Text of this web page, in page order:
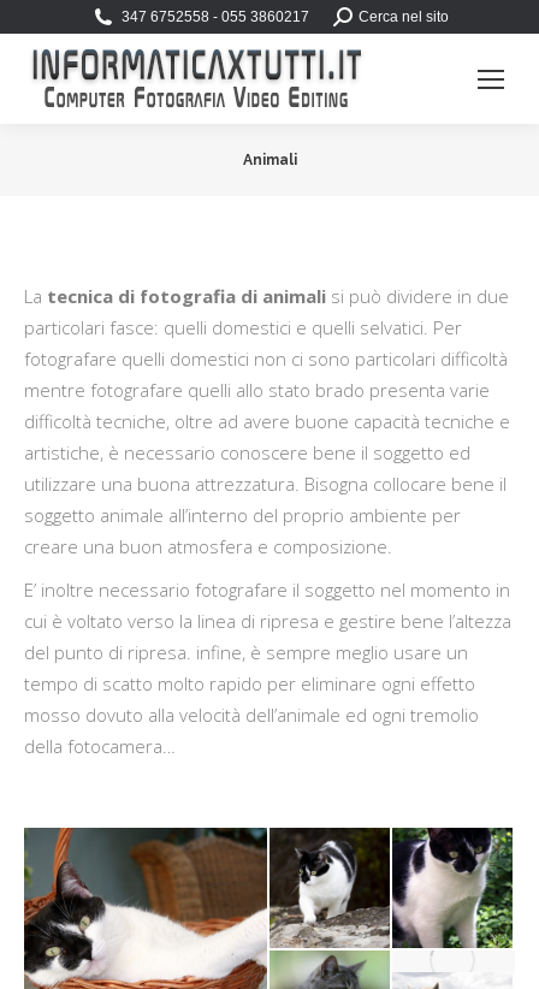
347 6752558 - 055 3860217 Search:Cerca nel sito
Animali
La tecnica di fotografia di animali si può dividere in due
particolari fasce: quelli domestici e quelli selvatici. Per
fotografare quelli domestici non ci sono particolari difficoltà
mentre fotografare quelli allo stato brado presenta varie
difficoltà tecniche, oltre ad avere buone capacità tecniche e
artistiche, è necessario conoscere bene il soggetto ed
utilizzare una buona attrezzatura. Bisogna collocare bene il
soggetto animale all’interno del proprio ambiente per
creare una buon atmosfera e composizione.
E’ inoltre necessario fotografare il soggetto nel momento in
cui è voltato verso la linea di ripresa e gestire bene l’altezza
del punto di ripresa. infine, è sempre meglio usare un
tempo di scatto molto rapido per eliminare ogni effetto
mosso dovuto alla velocità dell’animale ed ogni tremolio
della fotocamera…